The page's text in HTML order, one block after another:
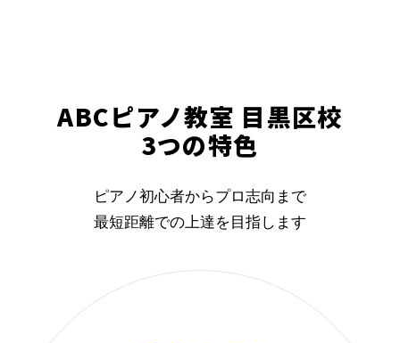
ABCピアノ教室 目黒区校
3つの特色
ピアノ初心者からプロ志向まで
最短距離での上達を目指します